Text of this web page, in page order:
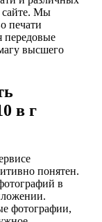
сайте. Мы
печати
передовые
высшего
в г
понятен.
в
фотографии,